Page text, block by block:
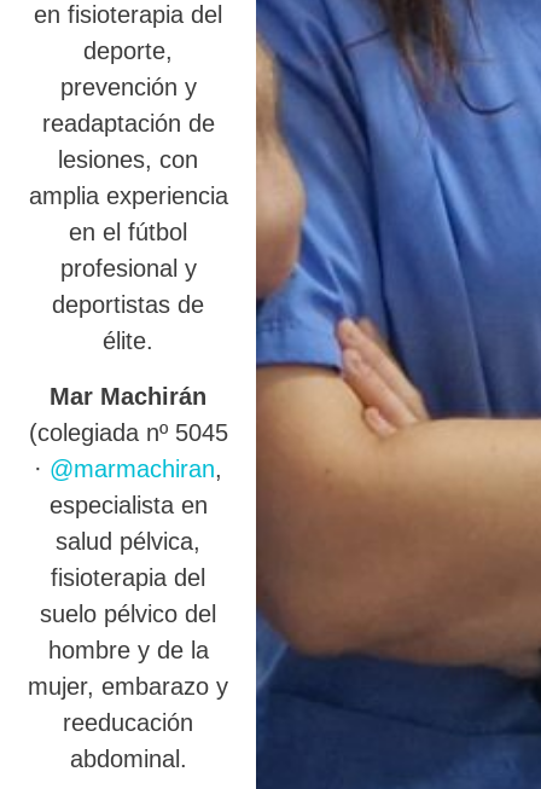
en fisioterapia del
deporte,
prevención y
readaptación de
lesiones, con
amplia experiencia
en el fútbol
profesional y
deportistas de
élite.
Mar Machirán
(colegiada nº 5045
· @marmachiran,
especialista en
salud pélvica,
fisioterapia del
suelo pélvico del
hombre y de la
mujer, embarazo y
reeducación
abdominal.